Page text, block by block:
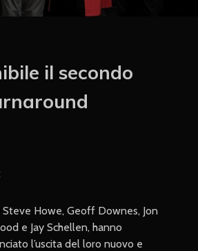
il secondo
Steve Howe, Geoff Downes, Jon
e Jay Schellen, hanno
l’uscita del loro nuovo e